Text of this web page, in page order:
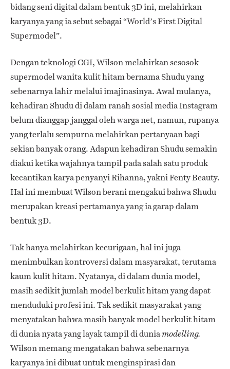
bidang seni digital dalam bentuk 3D ini, melahirkan
karyanya yang ia sebut sebagai “World’s First Digital
Supermodel”.
Dengan teknologi CGI, Wilson melahirkan sesosok
supermodel wanita kulit hitam bernama Shudu yang
sebenarnya lahir melalui imajinasinya. Awal mulanya,
kehadiran Shudu di dalam ranah sosial media Instagram
belum dianggap janggal oleh warga net, namun, rupanya
yang terlalu sempurna melahirkan pertanyaan bagi
sekian banyak orang. Adapun kehadiran Shudu semakin
diakui ketika wajahnya tampil pada salah satu produk
kecantikan karya penyanyi Rihanna, yakni Fenty Beauty.
Hal ini membuat Wilson berani mengakui bahwa Shudu
merupakan kreasi pertamanya yang ia garap dalam
bentuk 3D.
Tak hanya melahirkan kecurigaan, hal ini juga
menimbulkan kontroversi dalam masyarakat, terutama
kaum kulit hitam. Nyatanya, di dalam dunia model,
masih sedikit jumlah model berkulit hitam yang dapat
menduduki profesi ini. Tak sedikit masyarakat yang
menyatakan bahwa masih banyak model berkulit hitam
di dunia nyata yang layak tampil di duniamodelling.
Wilson memang mengatakan bahwa sebenarnya
karyanya ini dibuat untuk menginspirasi dan